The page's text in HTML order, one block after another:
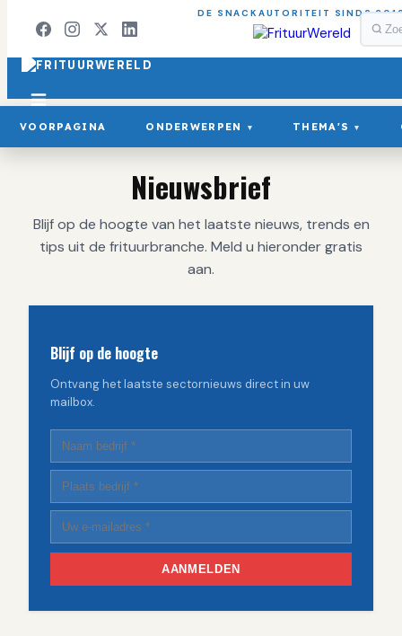
DE SNACKAUTORITEIT SINDS
VOORPAGINA ONDERWERPEN ▾ THEMA'S ▾
Nieuwsbrief
Blijf op de hoogte van het laatste nieuws, trends en
tips uit de frituurbranche. Meld u hieronder gratis
aan.
Blijf op de hoogte
Ontvang het laatste sectornieuws direct in uw
mailbox.
AANMELDEN